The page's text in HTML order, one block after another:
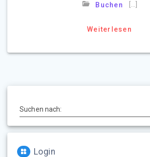
Buchen
Weiterlesen
Suchen nach:
Login